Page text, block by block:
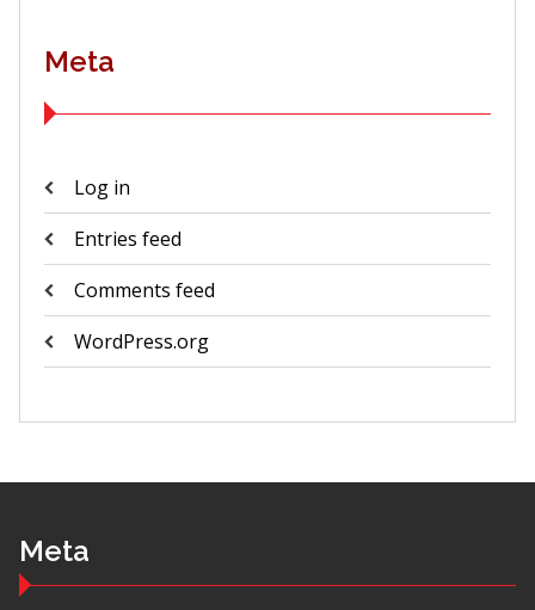
Meta
Log in
Entries feed
Comments feed
WordPress.org
Meta